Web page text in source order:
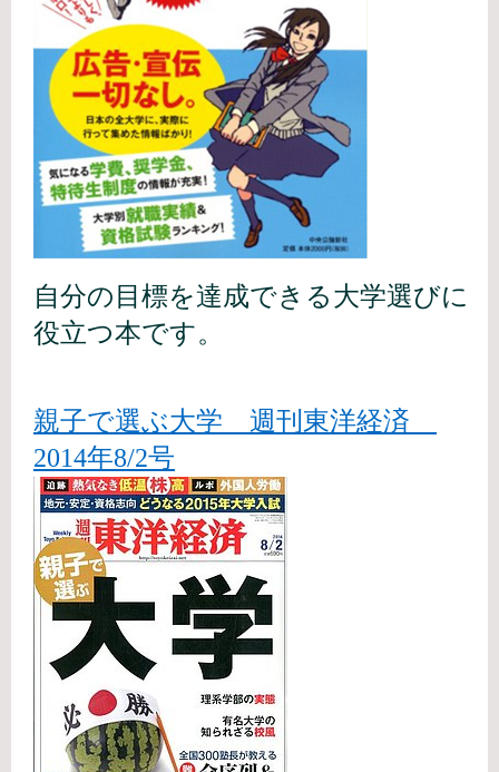
自分の目標を達成できる大学選びに
役立つ本です。
親子で選ぶ大学 週刊東洋経済
2014年8/2号